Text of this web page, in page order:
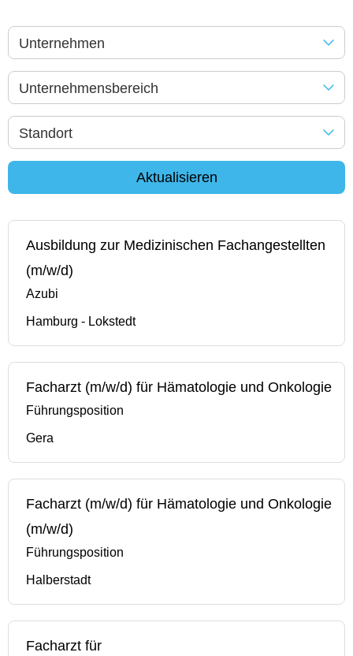
Unternehmen
Unternehmensbereich
Standort
Aktualisieren
Ausbildung zur Medizinischen Fachangestellten
(m/w/d)
Azubi
Hamburg - Lokstedt
Facharzt (m/w/d) für Hämatologie und Onkologie
Führungsposition
Gera
Facharzt (m/w/d) für Hämatologie und Onkologie
(m/w/d)
Führungsposition
Halberstadt
Facharzt für